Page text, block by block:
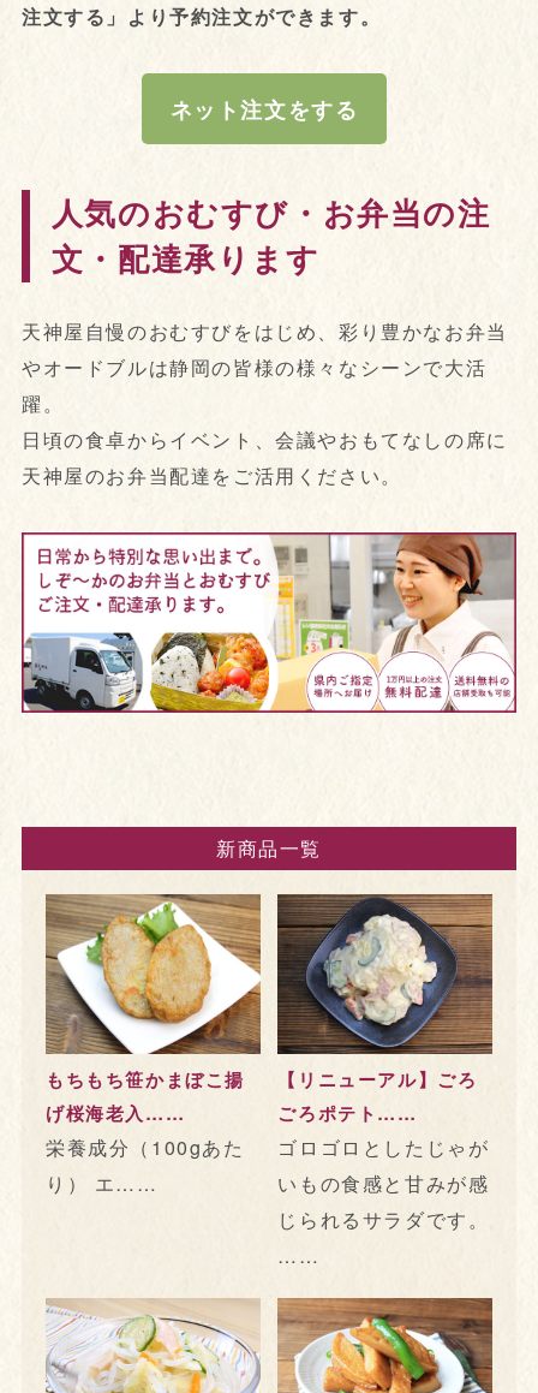
注文する」より予約注文ができます。
ネット注文をする
人気のおむすび・お弁当の注
文・配達承ります
天神屋自慢のおむすびをはじめ、彩り豊かなお弁当
やオードブルは静岡の皆様の様々なシーンで大活
躍。
日頃の食卓からイベント、会議やおもてなしの席に
天神屋のお弁当配達をご活用ください。
新商品一覧
もちもち笹かまぼこ揚
げ桜海老入……
栄養成分（100gあた
り） エ……
【リニューアル】ごろ
ごろポテト……
ゴロゴロとしたじゃが
いもの食感と甘みが感
じられるサラダです。
……